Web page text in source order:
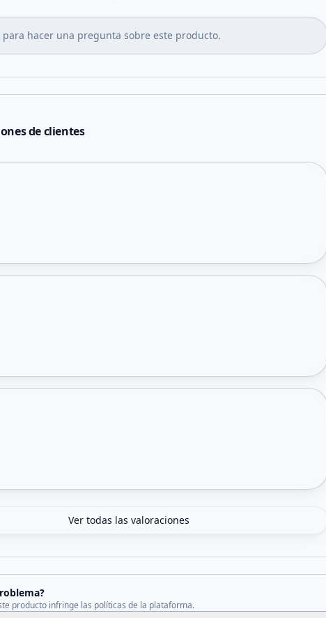
para hacer una pregunta sobre este producto.
de clientes
Ver todas las valoraciones
producto infringe las políticas de la plataforma.